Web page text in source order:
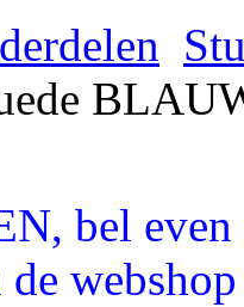
bel